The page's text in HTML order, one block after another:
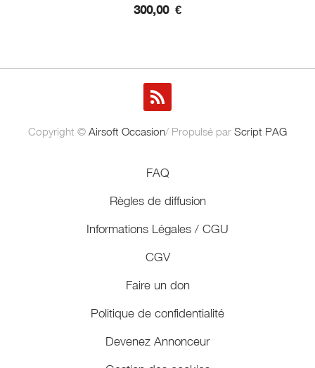
300,00 €
Copyright © Airsoft Occasion/ Propulsé par Script PAG
FAQ
Règles de diffusion
Informations Légales / CGU
CGV
Faire un don
Politique de confidentialité
Devenez Annonceur